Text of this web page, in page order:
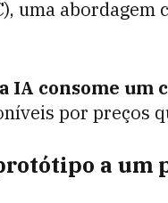
uma
IA consome um
por preços
a um